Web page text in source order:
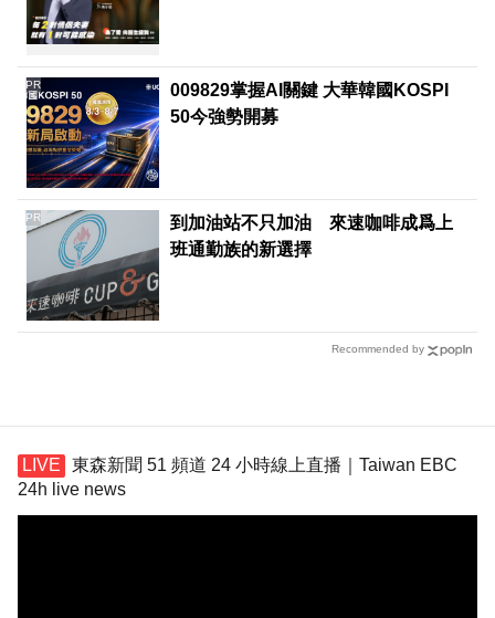
009829掌握AI關鍵 大華韓國KOSPI
50今強勢開募
PR
到加油站不只加油 來速咖啡成爲上
班通勤族的新選擇
PR
Recommended by
東森新聞 51 頻道 24 小時線上直播｜Taiwan EBC
24h live news